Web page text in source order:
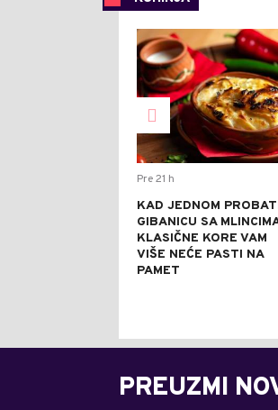
Pre 21 h
KAD JEDNOM
GIBANICU SA
KLASIČNE KORE VAM
VIŠE NEĆE PASTI NA
PAMET
PREUZMI